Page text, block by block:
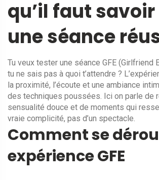
qu’il faut
une séance
Tu veux tester une séance GFE (Girlfriend
tu ne sais pas à quoi t’attendre ?
la proximité, l’écoute et une ambiance
des techniques poussées. Ici on parle de
sensualité douce et de moments qui
vraie complicité, pas d’un spectacle.
Comment se
expérience GFE